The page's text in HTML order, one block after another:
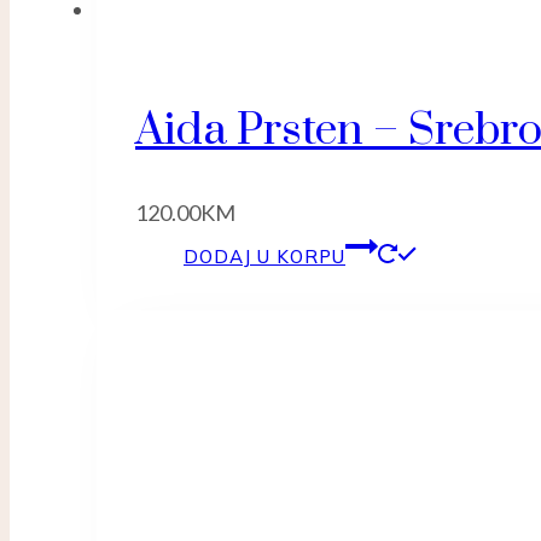
Aida Prsten –
120.00KM
DODAJ U KORPU